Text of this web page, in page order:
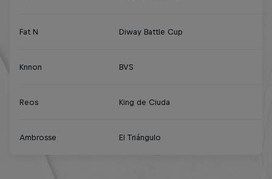
Fat N Diway Battle Cup
Knnon BVS
Reos King de Ciuda
Ambrosse El Triángulo